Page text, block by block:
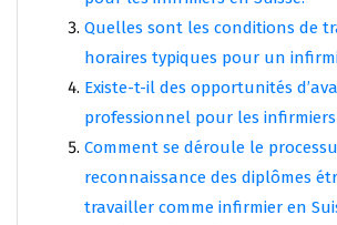
Quelles sont les conditions de
horaires typiques pour un
Existe-t-il des opportunités
professionnel pour les infirmiers
Comment se déroule le
reconnaissance des diplômes
travailler comme infirmier en